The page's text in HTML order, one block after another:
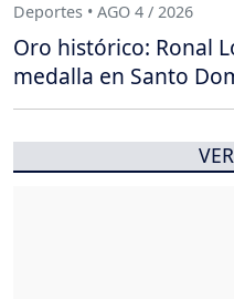
Deportes • AGO 4 / 2026
Oro histórico: Ronal
medalla en Santo